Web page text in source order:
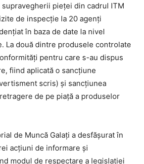
pieței din cadrul ITM
de inspecție la 20 agenți
în baza de date la nivel
La două dintre produsele controlate
pentru care s-au dispus
fiind aplicată o sancțiune
scris) și sancțiunea
de pe piață a produselor
de Muncă Galați a desfășurat în
acțiuni de informare și
modul de respectare a legislației